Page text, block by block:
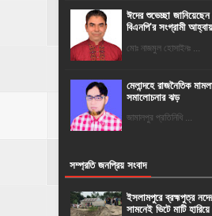
ঈদের শুভেচ্ছা
বিএনপি'র সংগ্রামী
মোঃ নাজমুল হোসাইনঃ ...
মেলান্দহে রাজনৈতিক
সমালোচনার ঝড়
জামালপুর প্রতিনিধি ...
সম্প্রতি জনপ্রিয় সংবাদ
ইসলামপুরে ব্রহ্মপুত্র
সামনেই ভিটে মাটি